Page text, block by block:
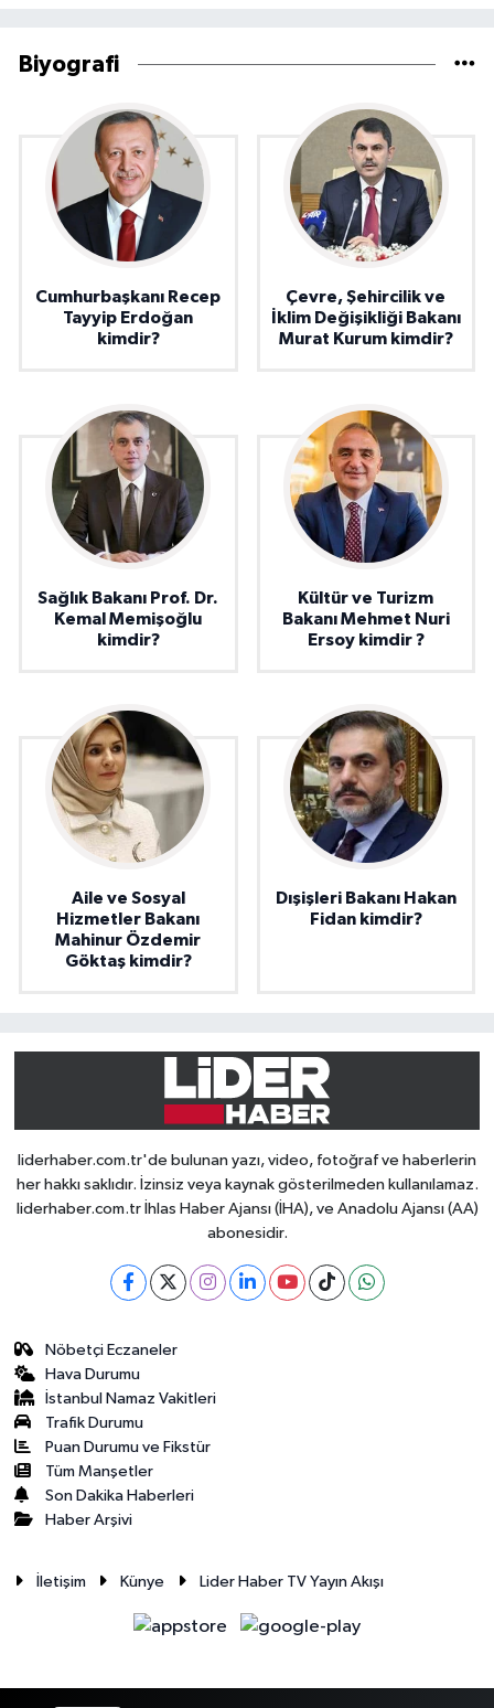
Biyografi
Cumhurbaşkanı Recep
Tayyip Erdoğan
kimdir?
Çevre, Şehircilik ve
İklim Değişikliği Bakanı
Murat Kurum kimdir?
Sağlık Bakanı Prof. Dr.
Kemal Memişoğlu
kimdir?
Kültür ve Turizm
Bakanı Mehmet Nuri
Ersoy kimdir ?
Aile ve Sosyal
Hizmetler Bakanı
Mahinur Özdemir
Göktaş kimdir?
Dışişleri Bakanı Hakan
Fidan kimdir?
liderhaber.com.tr'de bulunan yazı, video, fotoğraf ve haberlerin
her hakkı saklıdır. İzinsiz veya kaynak gösterilmeden kullanılamaz.
liderhaber.com.tr İhlas Haber Ajansı (İHA), ve Anadolu Ajansı (AA)
abonesidir.
Nöbetçi Eczaneler
Hava Durumu
İstanbul Namaz Vakitleri
Trafik Durumu
Puan Durumu ve Fikstür
Tüm Manşetler
Son Dakika Haberleri
Haber Arşivi
İletişim Künye Lider Haber TV Yayın Akışı